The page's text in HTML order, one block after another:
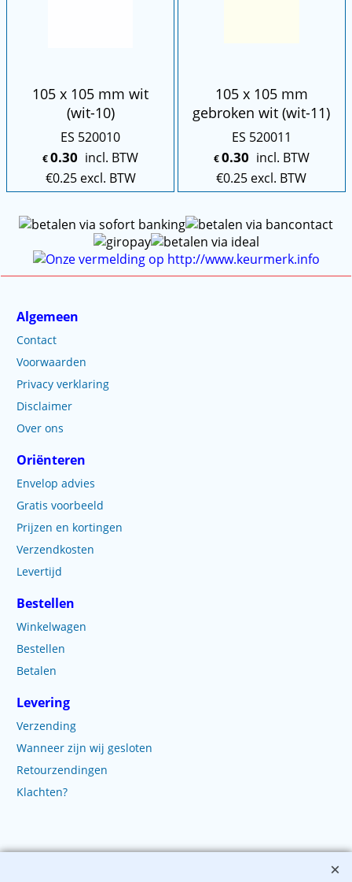
105 x 105 mm wit
(wit-10)
ES 520010
€0.30 incl. BTW
€0.25 excl. BTW
105 x 105 mm
gebroken wit (wit-11)
ES 520011
€0.30 incl. BTW
€0.25 excl. BTW
Algemeen
Contact
Voorwaarden
Privacy verklaring
Disclaimer
Over ons
Oriënteren
Envelop advies
Gratis voorbeeld
Prijzen en kortingen
Verzendkosten
Levertijd
Bestellen
Winkelwagen
Bestellen
Betalen
Levering
Verzending
Wanneer zijn wij gesloten
Retourzendingen
Klachten?
Copyright 2003-2025 EnvelopShop. Alle rechten voorbehouden. EnvelopShop is